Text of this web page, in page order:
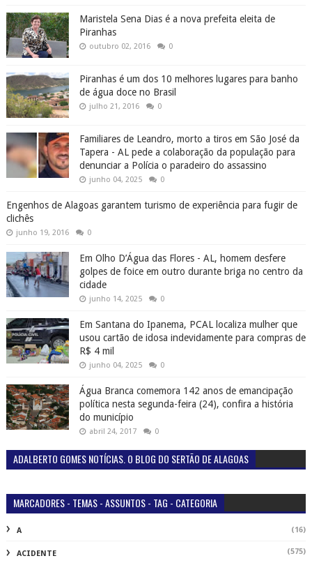
Maristela Sena Dias é a nova prefeita eleita de
Piranhas
outubro 02, 2016 0
Piranhas é um dos 10 melhores lugares para banho
de água doce no Brasil
julho 21, 2016 0
Familiares de Leandro, morto a tiros em São José da
Tapera - AL pede a colaboração da população para
denunciar a Polícia o paradeiro do assassino
junho 04, 2025 0
Engenhos de Alagoas garantem turismo de experiência para fugir de
clichês
junho 19, 2016 0
Em Olho D’Água das Flores - AL, homem desfere
golpes de foice em outro durante briga no centro da
cidade
junho 14, 2025 0
Em Santana do Ipanema, PCAL localiza mulher que
usou cartão de idosa indevidamente para compras de
R$ 4 mil
junho 04, 2025 0
Água Branca comemora 142 anos de emancipação
política nesta segunda-feira (24), confira a história
do município
abril 24, 2017 0
ADALBERTO GOMES NOTÍCIAS. O BLOG DO SERTÃO DE ALAGOAS
MARCADORES - TEMAS - ASSUNTOS - TAG - CATEGORIA
A (16)
ACIDENTE (575)